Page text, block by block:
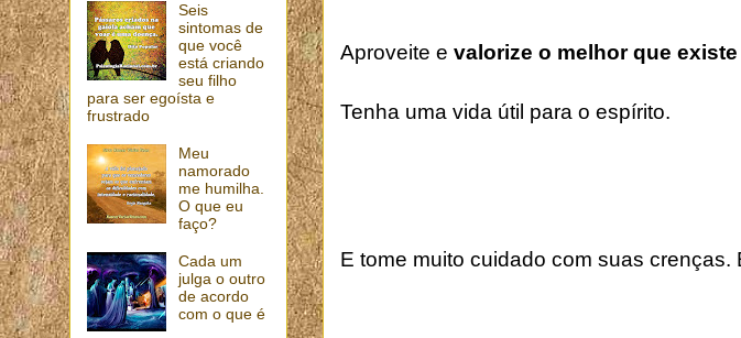
Aproveite e valorize o melhor que
Tenha uma vida útil para o espírito.
E tome muito cuidado com suas crenças.
Seis
sintomas de
que você
está criando
seu filho
para ser egoísta e
frustrado
Meu
namorado
me humilha.
O que eu
faço?
Cada um
julga o outro
de acordo
com o que é